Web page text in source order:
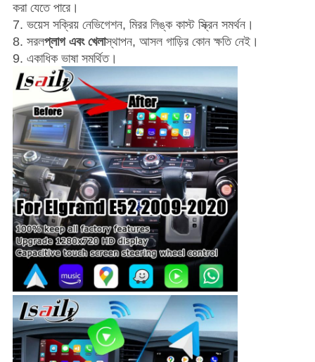
করা যেতে পারে।
7. ভয়েস সক্রিয় নেভিগেশন, মিরর লিঙ্ক কাস্ট স্ক্রিন সমর্থন।
8. সরলপ্লাগ এবং খেলাস্থাপন, আসল গাড়ির কোন ক্ষতি নেই।
9. একাধিক ভাষা সমর্থিত।